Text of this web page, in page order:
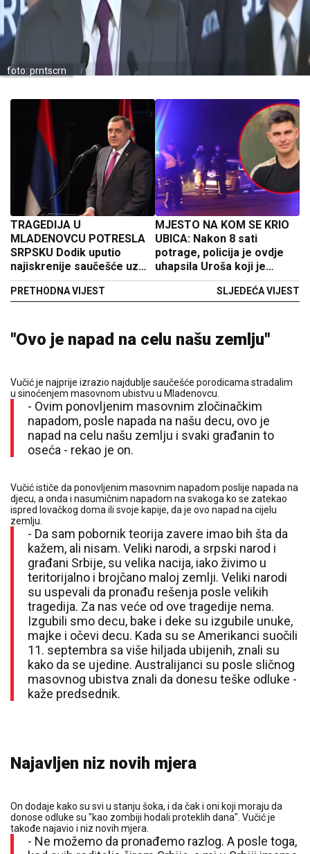
foto: prntscrn
TRAGEDIJA U
MLADENOVCU POTRESLA
SRPSKU Dodik uputio
najiskrenije saučešće uz
poruku da svi nađu snage u
ovim teškim danima
PRETHODNA VIJEST
MJESTO NA KOM SE KRIO
UBICA: Nakon 8 sati
potrage, policija je ovdje
uhapsila Uroša koji je
počinio masakr u
MladenovcuSLJEDEĆA VIJEST
"Ovo je napad na celu našu zemlju"
Vučić je najprije izrazio najdublje saučešće porodicama stradalim
u sinoćenjem masovnom ubistvu u Mladenovcu.
- Ovim ponovljenim masovnim zločinačkim
napadom, posle napada na našu decu, ovo je
napad na celu našu zemlju i svaki građanin to
oseća - rekao je on.
Vučić ističe da ponovljenim masovnim napadom poslije napada na
djecu, a onda i nasumičnim napadom na svakoga ko se zatekao
ispred lovačkog doma ili svoje kapije, da je ovo napad na cijelu
zemlju.
- Da sam pobornik teorija zavere imao bih šta da
kažem, ali nisam. Veliki narodi, a srpski narod i
građani Srbije, su velika nacija, iako živimo u
teritorijalno i brojčano maloj zemlji. Veliki narodi
su uspevali da pronađu rešenja posle velikih
tragedija. Za nas veće od ove tragedije nema.
Izgubili smo decu, bake i deke su izgubile unuke,
majke i očevi decu. Kada su se Amerikanci suočili
11. septembra sa više hiljada ubijenih, znali su
kako da se ujedine. Australijanci su posle sličnog
masovnog ubistva znali da donesu teške odluke -
kaže predsednik.
Najavljen niz novih mjera
On dodaje kako su svi u stanju šoka, i da čak i oni koji moraju da
donose odluke su "kao zombiji hodali proteklih dana". Vučić je
takođe najavio i niz novih mjera.
- Ne možemo da pronađemo razlog. A posle toga,